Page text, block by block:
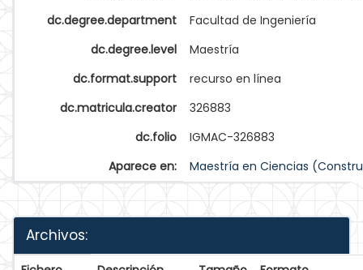
dc.degree.department
Facultad de Ingeniería
dc.degree.level
Maestría
dc.format.support
recurso en línea
dc.matricula.creator
326883
dc.folio
IGMAC-326883
Aparece en:
Maestría en Ciencias
Archivos: